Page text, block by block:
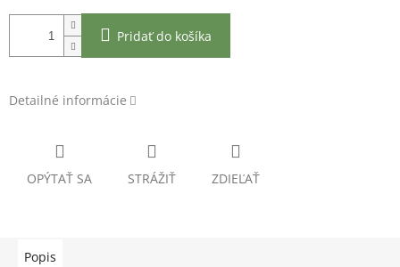
Pridať do košíka
Detailné informácie
OPÝTAŤ SA STRÁŽIŤ ZDIEĽAŤ
Popis